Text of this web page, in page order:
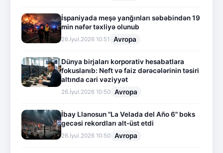
İspaniyada meşə yanğınları səbəbindən 19
min nəfər təxliyə olunub
26.İyul.2026 10:51 Avropa
Dünya birjaları korporativ hesabatlara
fokuslanıb: Neft və faiz dərəcələrinin təsiri
altında cari vəziyyət
26.İyul.2026 10:50 Avropa
İbay Llanosun "La Velada del Año 6" boks
gecəsi rekordları alt-üst etdi
26.İyul.2026 10:50 Avropa